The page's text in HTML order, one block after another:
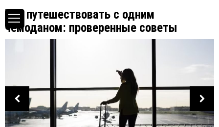
Как путешествовать с одним
чемоданом: проверенные советы